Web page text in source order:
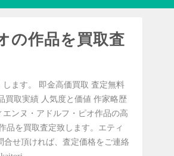
の作品を買取査
ます。 即金高価買取 査定無料
買取実績 人気度と価値 作家略歴
ンヌ・アドルフ・ピオ作品の高
品を買取査定致します。エティ
せ頂ければ、査定価格をご連絡